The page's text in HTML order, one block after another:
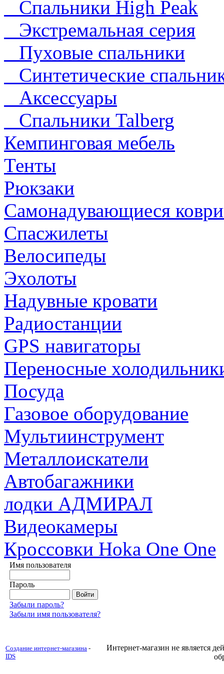
Спальники High Peak
Экстремальная серия
Пуховые спальники
Синтетические
Аксессуары
Спальники Talberg
Кемпинговая мебель
Тенты
Рюкзаки
Самонадувающиеся
Спасжилеты
Велосипеды
Эхолоты
Надувные кровати
Радиостанции
GPS навигаторы
Переносные
Посуда
Газовое оборудование
Мультиинструмент
Металлоискатели
Автобагажники
лодки АДМИРАЛ
Видеокамеры
Кроссовки Hoka One One
Имя пользователя
Пароль
Забыли пароль?
Забыли имя пользователя?
Создание интернет-магазина -
IDS
Интернет-магазин не является